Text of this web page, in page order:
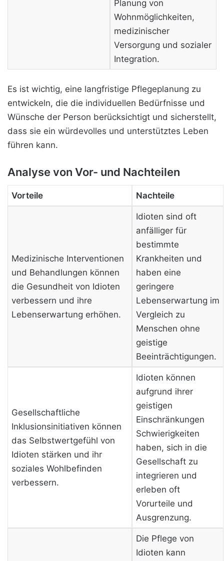
Planung von
Wohnmöglichkeiten,
medizinischer
Versorgung und sozialer
Integration.
Es ist wichtig, eine langfristige Pflegeplanung zu
entwickeln, die die individuellen Bedürfnisse und
Wünsche der Person berücksichtigt und sicherstellt,
dass sie ein würdevolles und unterstütztes Leben
führen kann.
Analyse von Vor- und Nachteilen
Vorteile Nachteile
Medizinische Interventionen
und Behandlungen können
die Gesundheit von Idioten
verbessern und ihre
Lebenserwartung erhöhen.
Idioten sind oft
anfälliger für
bestimmte
Krankheiten und
haben eine
geringere
Lebenserwartung im
Vergleich zu
Menschen ohne
geistige
Beeinträchtigungen.
Gesellschaftliche
Inklusionsinitiativen können
das Selbstwertgefühl von
Idioten stärken und ihr
soziales Wohlbefinden
verbessern.
Idioten können
aufgrund ihrer
geistigen
Einschränkungen
Schwierigkeiten
haben, sich in die
Gesellschaft zu
integrieren und
erleben oft
Vorurteile und
Ausgrenzung.
Die Pflege von
Idioten kann